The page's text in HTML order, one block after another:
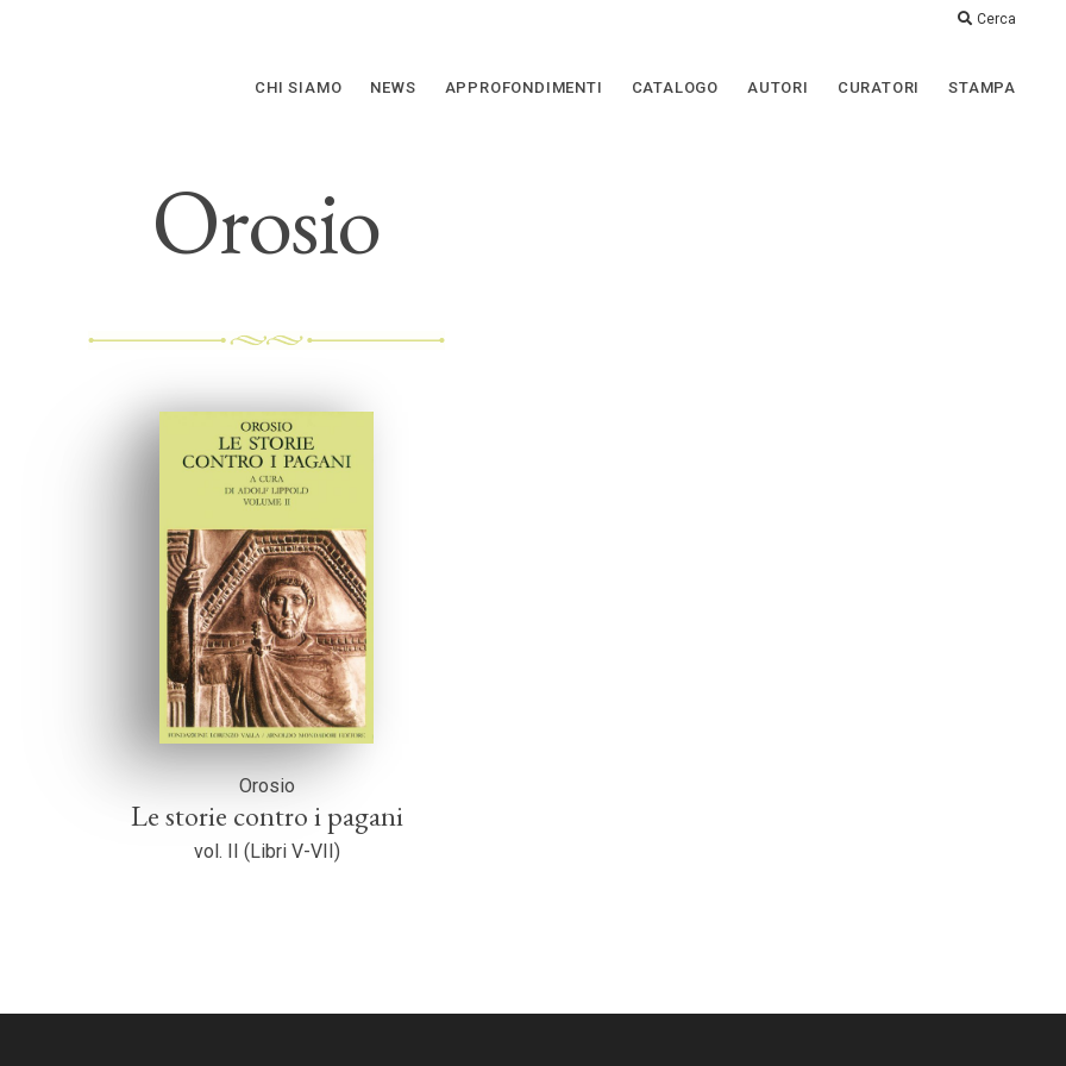
CHI SIAMO NEWS APPROFONDIMENTI CATALOGO AUTORI CURATORI STAMPA
Cerca
Orosio
Orosio
Le storie contro i pagani
vol. II (Libri V-VII)